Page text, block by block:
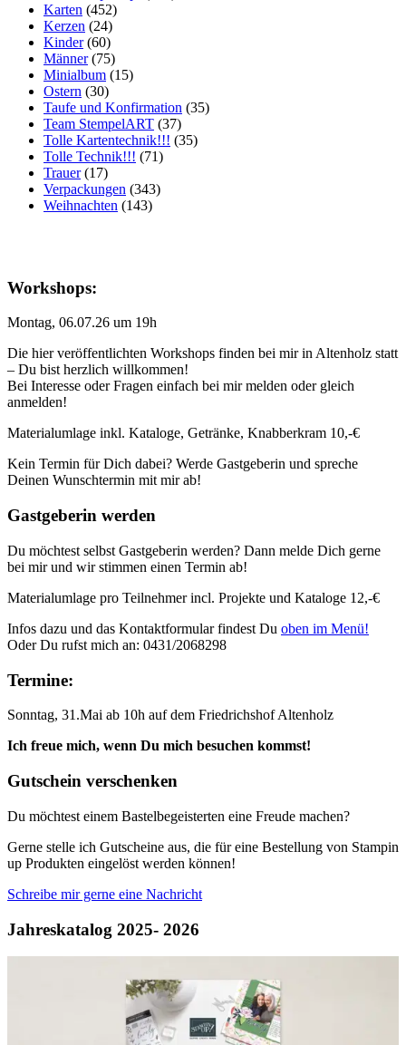
Karten (452)
Kerzen (24)
Kinder(60)
Männer(75)
Minialbum (15)
Ostern (30)
Taufe und Konfirmation (35)
Team StempelART (37)
Tolle Kartentechnik!!! (35)
Tolle Technik!!! (71)
Trauer(17)
Verpackungen (343)
Weihnachten (143)
Workshops:
Montag, 06.07.26 um 19h
Die hier veröffentlichten Workshops finden bei mir in Altenholz statt
– Du bist herzlich willkommen!
Bei Interesse oder Fragen einfach bei mir melden oder gleich
anmelden!
Materialumlage inkl. Kataloge, Getränke, Knabberkram 10,-€
Kein Termin für Dich dabei? Werde Gastgeberin und spreche
Deinen Wunschtermin mit mir ab!
Gastgeberin werden
Du möchtest selbst Gastgeberin werden? Dann melde Dich gerne
bei mir und wir stimmen einen Termin ab!
Materialumlage pro Teilnehmer incl. Projekte und Kataloge 12,-€
Infos dazu und das Kontaktformular findest Du oben im Menü!
Oder Du rufst mich an: 0431/2068298
Termine:
Sonntag, 31.Mai ab 10h auf dem Friedrichshof Altenholz
Ich freue mich, wenn Du mich besuchen kommst!
Gutschein verschenken
Du möchtest einem Bastelbegeisterten eine Freude machen?
Gerne stelle ich Gutscheine aus, die für eine Bestellung von Stampin
up Produkten eingelöst werden können!
Schreibe mir gerne eine Nachricht
Jahreskatalog 2025- 2026